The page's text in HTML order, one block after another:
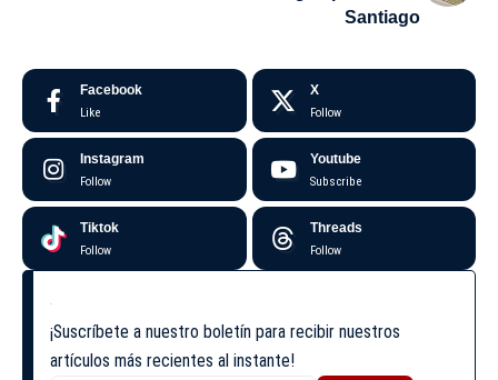
Santiago
Facebook
Like
X
Follow
Instagram
Follow
Youtube
Subscribe
Tiktok
Follow
Threads
Follow
¡Suscríbete a nuestro boletín para recibir nuestros
artículos más recientes al instante!